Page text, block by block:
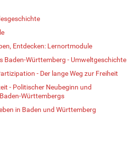
Entdecken: Lernortmodule
Baden-Württemberg - Umweltgeschichte
- Der lange Weg zur Freiheit
- Politischer Neubeginn und
Württembergs
in Baden und Württemberg